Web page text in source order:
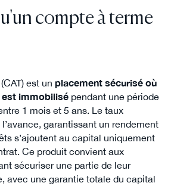
compte à terme
est un placement sécurisé où
est immobilisépendant une période
1 mois et 5 ans. Le taux
garantissant un rendement
s’ajoutent au capital uniquement
Ce produit convient aux
sécuriser une partie de leur
avec une garantie totale du capital